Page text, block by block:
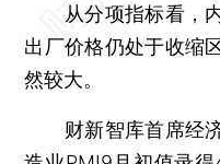
从分项指标看，内
出厂价格仍处于收缩
然较大。
财新智库首席经